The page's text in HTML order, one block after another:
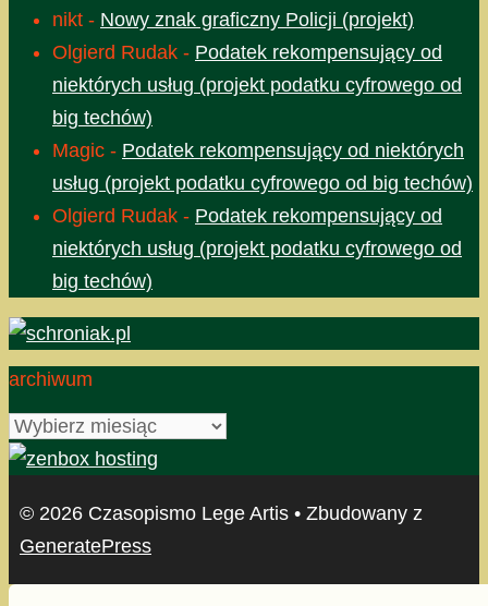
nikt - Nowy znak graficzny Policji (projekt)
Olgierd Rudak - Podatek rekompensujący od
niektórych usług (projekt podatku cyfrowego od
big techów)
Magic - Podatek rekompensujący od niektórych
usług (projekt podatku cyfrowego od big techów)
Olgierd Rudak - Podatek rekompensujący od
niektórych usług (projekt podatku cyfrowego od
big techów)
archiwum
archiwum
© 2026 Czasopismo Lege Artis • Zbudowany z
GeneratePress